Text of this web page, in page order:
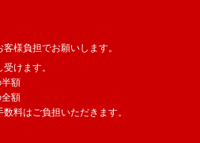
様負担でお願いします。
けます。
額
額
料はご負担いただきます。